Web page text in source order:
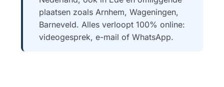
plaatsen zoals Arnhem, Wageningen,
Barneveld. Alles verloopt 100% online:
videogesprek, e-mail of WhatsApp.